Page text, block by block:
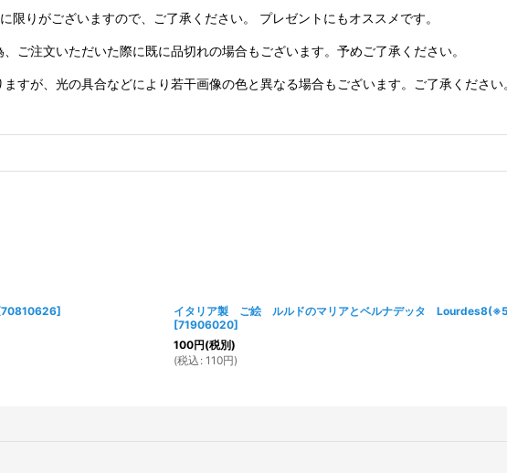
限りがございますので、ご了承ください。 プレゼントにもオススメです。
ご注文いただいた際に既に品切れの場合もございます。予めご了承ください。
すが、光の具合などにより若干画像の色と異なる場合もございます。ご了承ください
70810626]
イタリア製 ご絵 ルルドのマリアとベルナデッタ
[71906020]
100円(税別)
(税込 : 110円)